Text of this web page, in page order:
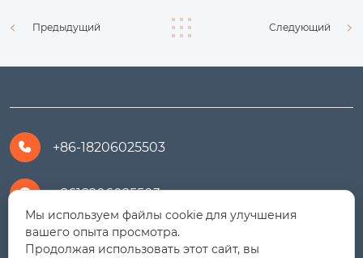
Предыдущий Следующий
 +86-18206025503
 +8618206025503
 yanali@hualongm.com
Мы используем файлы cookie для улучшения
вашего опыта просмотра.
Продолжая использовать этот сайт, вы